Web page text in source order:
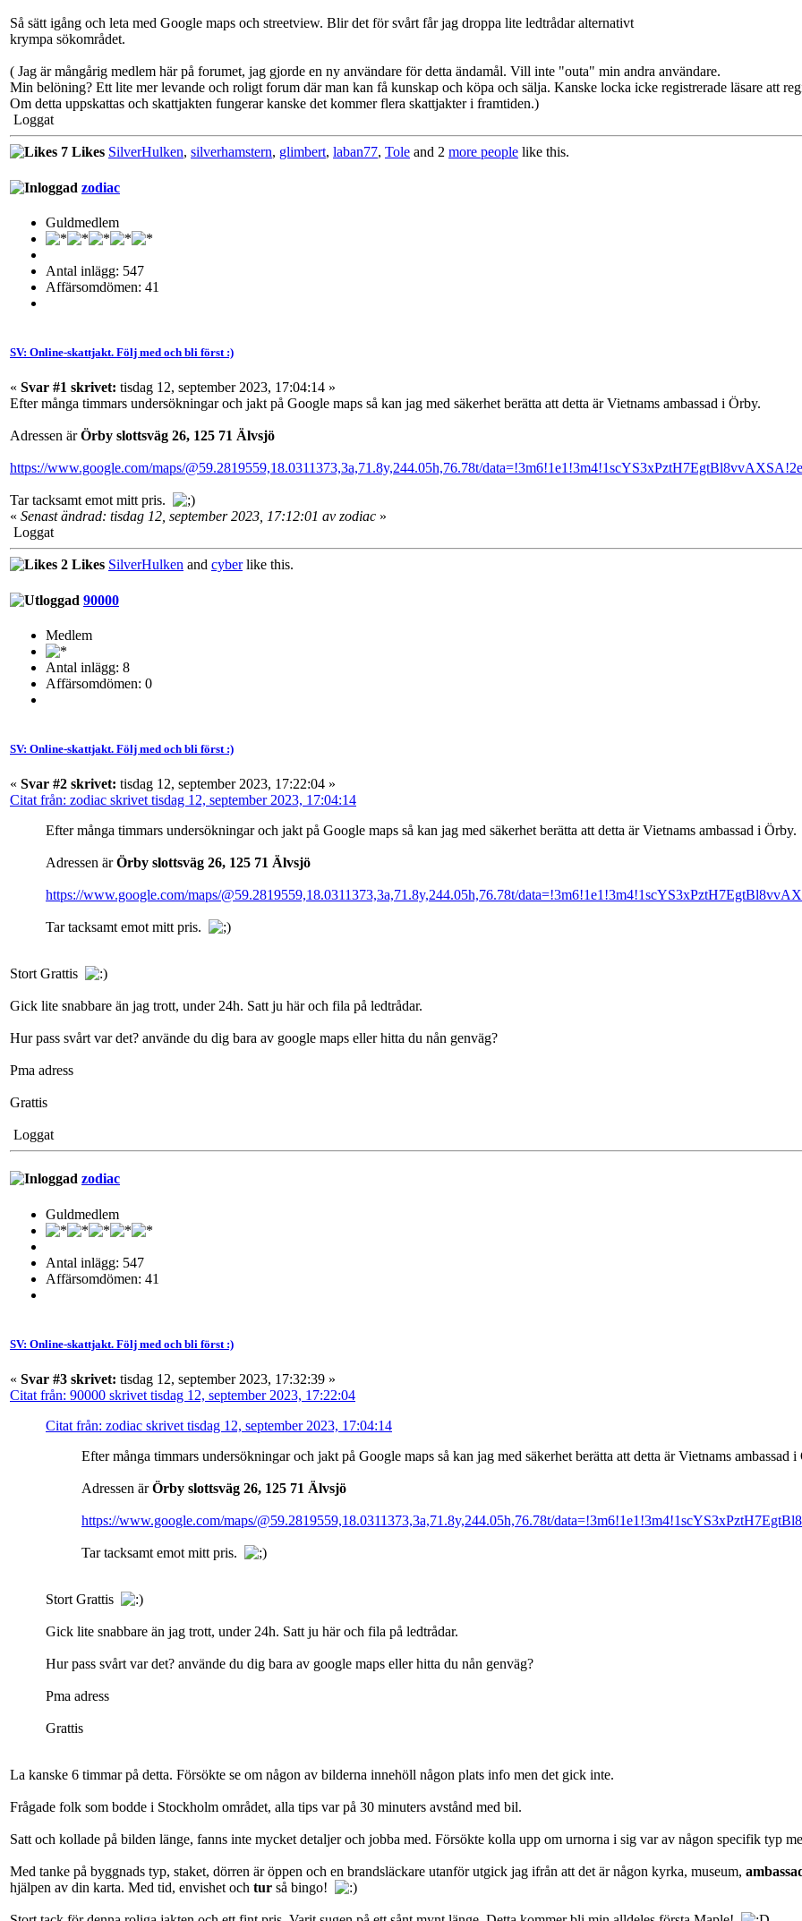
Så sätt igång och leta med Google maps och streetview. Blir det för svårt får jag droppa lite ledtrådar alternativt
krympa sökområdet.
( Jag är mångårig medlem här på forumet, jag gjorde en ny användare för detta ändamål. Vill inte "outa" min andra användare.
Min belöning? Ett lite mer levande och roligt forum där man kan få kunskap och köpa och sälja. Kanske locka icke registrerade läsare att
Om detta uppskattas och skattjakten fungerar kanske det kommer flera skattjakter i framtiden.)
Loggat
7 Likes SilverHulken, silverhamstern, glimbert, laban77, Tole and 2 more people like this.
zodiac
Guldmedlem
Antal inlägg: 547
Affärsomdömen: 41
SV: Online-skattjakt. Följ med och bli först :)
« Svar #1 skrivet: tisdag 12, september 2023, 17:04:14 »
Efter många timmars undersökningar och jakt på Google maps så kan jag med säkerhet berätta att detta är Vietnams ambassad i Örby.
Adressen ärÖrby slottsväg 26, 125 71 Älvsjö
https://www.google.com/maps/@59.2819559,18.0311373,3a,71.8y,244.05h,76.78t/
Tar tacksamt emot mitt pris.
« Senast ändrad: tisdag 12, september 2023, 17:12:01 av zodiac »
Loggat
2 Likes SilverHulken and cyberlike this.
90000
Medlem
Antal inlägg: 8
Affärsomdömen: 0
SV: Online-skattjakt. Följ med och bli först :)
« Svar #2 skrivet: tisdag 12, september 2023, 17:22:04 »
Citat från: zodiac skrivet tisdag 12, september 2023, 17:04:14
Efter många timmars undersökningar och jakt på Google maps så kan jag med säkerhet berätta att detta är Vietnams ambassad i Örby.
Adressen ärÖrby slottsväg 26, 125 71 Älvsjö
https://www.google.com/maps/@59.2819559,18.0311373,3a,71.8y,244.05h,76.78t/
Tar tacksamt emot mitt pris.
Stort Grattis
Gick lite snabbare än jag trott, under 24h. Satt ju här och fila på ledtrådar.
Hur pass svårt var det? använde du dig bara av google maps eller hitta du nån genväg?
Pma adress
Grattis
Loggat
zodiac
Guldmedlem
Antal inlägg: 547
Affärsomdömen: 41
SV: Online-skattjakt. Följ med och bli först :)
« Svar #3 skrivet: tisdag 12, september 2023, 17:32:39 »
Citat från: 90000 skrivet tisdag 12, september 2023, 17:22:04
Citat från: zodiac skrivet tisdag 12, september 2023, 17:04:14
Efter många timmars undersökningar och jakt på Google maps så kan jag med säkerhet berätta att detta är Vietnams ambassad i
Adressen ärÖrby slottsväg 26, 125 71 Älvsjö
https://www.google.com/maps/@59.2819559,18.0311373,3a,71.8y,244.05h,76.78t/
Tar tacksamt emot mitt pris.
Stort Grattis
Gick lite snabbare än jag trott, under 24h. Satt ju här och fila på ledtrådar.
Hur pass svårt var det? använde du dig bara av google maps eller hitta du nån genväg?
Pma adress
Grattis
La kanske 6 timmar på detta. Försökte se om någon av bilderna innehöll någon plats info men det gick inte.
Frågade folk som bodde i Stockholm området, alla tips var på 30 minuters avstånd med bil.
Satt och kollade på bilden länge, fanns inte mycket detaljer och jobba med. Försökte kolla upp om urnorna i sig var av någon specifik typ
Med tanke på byggnads typ, staket, dörren är öppen och en brandsläckare utanför utgick jag ifrån att det är någon kyrka, museum,
hjälpen av din karta. Med tid, envishet och tur så bingo!